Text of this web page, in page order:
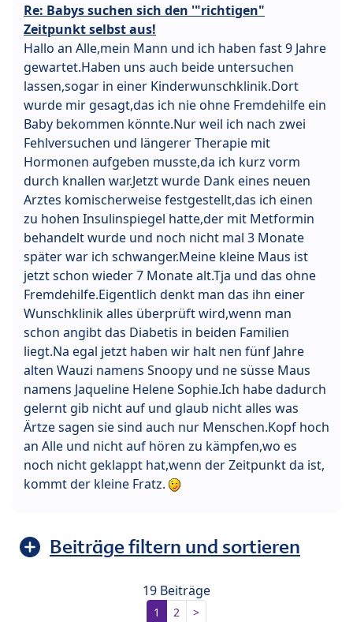
Re: Babys suchen sich den '"richtigen"
Zeitpunkt selbst aus!
Hallo an Alle,mein Mann und ich haben fast 9 Jahre
gewartet.Haben uns auch beide untersuchen
lassen,sogar in einer Kinderwunschklinik.Dort
wurde mir gesagt,das ich nie ohne Fremdehilfe ein
Baby bekommen könnte.Nur weil ich nach zwei
Fehlversuchen und längerer Therapie mit
Hormonen aufgeben musste,da ich kurz vorm
durch knallen war.Jetzt wurde Dank eines neuen
Arztes komischerweise festgestellt,das ich einen
zu hohen Insulinspiegel hatte,der mit Metformin
behandelt wurde und noch nicht mal 3 Monate
später war ich schwanger.Meine kleine Maus ist
jetzt schon wieder 7 Monate alt.Tja und das ohne
Fremdehilfe.Eigentlich denkt man das ihn einer
Wunschklinik alles überprüft wird,wenn man
schon angibt das Diabetis in beiden Familien
liegt.Na egal jetzt haben wir halt nen fünf Jahre
alten Wauzi namens Snoopy und ne süsse Maus
namens Jaqueline Helene Sophie.Ich habe dadurch
gelernt gib nicht auf und glaub nicht alles was
Ärtze sagen sie sind auch nur Menschen.Kopf hoch
an Alle und nicht auf hören zu kämpfen,wo es
noch nicht geklappt hat,wenn der Zeitpunkt da ist,
kommt der kleine Fratz.
Beiträge filtern und sortieren
19 Beiträge
1 2 >